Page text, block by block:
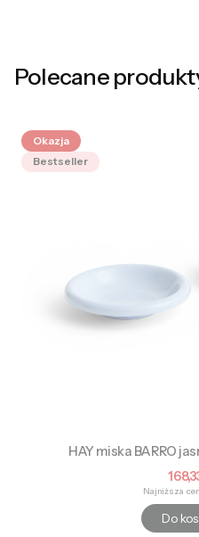
Polecane
Okazja
Bestseller
HAY miska BARRO
Najniższa
Do